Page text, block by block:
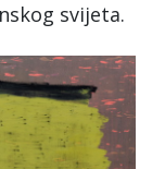
svijeta.